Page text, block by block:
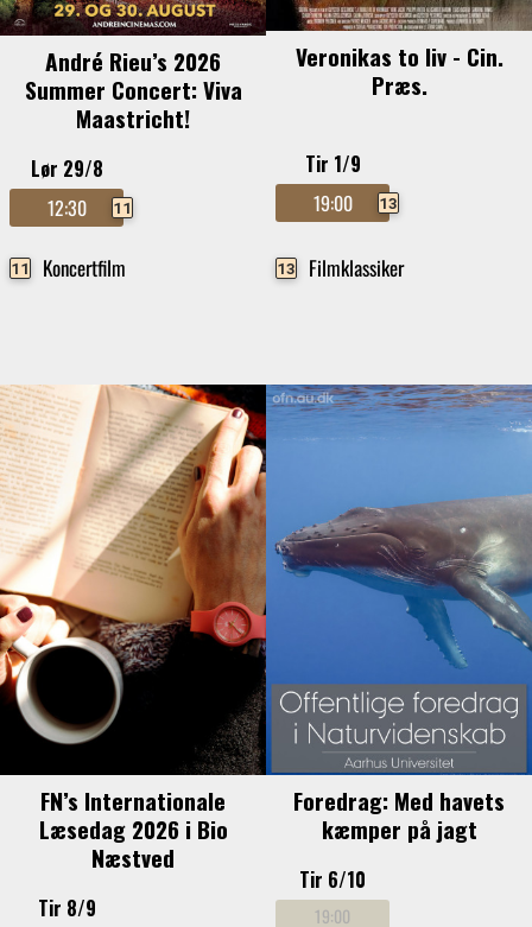
André Rieu’s 2026
Summer Concert: Viva
Maastricht!
Lør 29/8
12:30
11
11 Koncertfilm
Veronikas to liv - Cin.
Præs.
Tir 1/9
19:00
13
13 Filmklassiker
FN’s Internationale
Læsedag 2026 i Bio
Næstved
Tir 8/9
Foredrag: Med havets
kæmper på jagt
Tir 6/10
19:00